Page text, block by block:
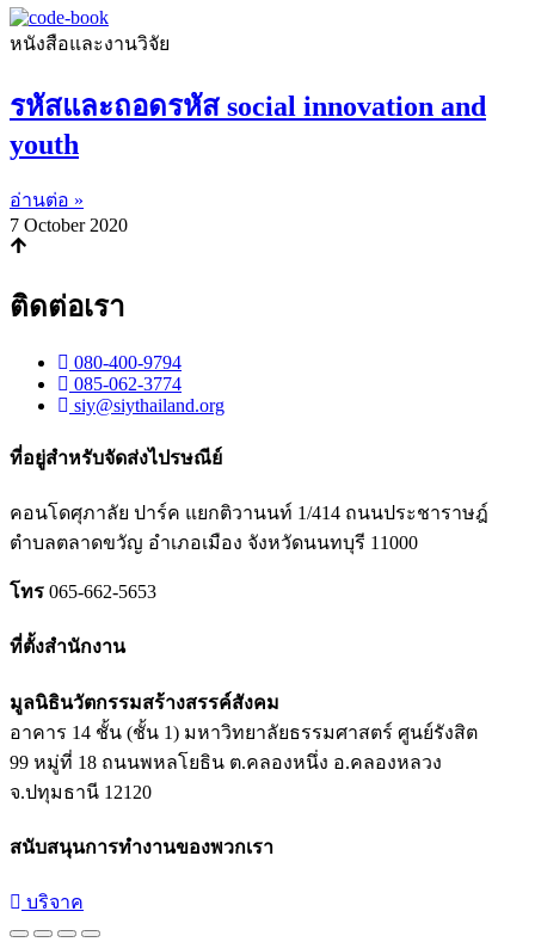
หนังสือและงานวิจัย
รหัสและถอดรหัส social innovation and
youth
อ่านต่อ »
7 October 2020
ติดต่อเรา
080-400-9794
085-062-3774
siy@siythailand.org
ที่อยู่สำหรับจัดส่งไปรษณีย์
คอนโดศุภาลัย ปาร์ค แยกติวานนท์ 1/414 ถนนประชาราษฎ์
ตำบลตลาดขวัญ อำเภอเมือง จังหวัดนนทบุรี 11000
โทร 065-662-5653
ที่ตั้งสำนักงาน
มูลนิธินวัตกรรมสร้างสรรค์สังคม
อาคาร 14 ชั้น (ชั้น 1) มหาวิทยาลัยธรรมศาสตร์ ศูนย์รังสิต
99 หมู่ที่ 18 ถนนพหลโยธิน ต.คลองหนึ่ง อ.คลองหลวง
จ.ปทุมธานี 12120
สนับสนุนการทำงานของพวกเรา
บริจาค